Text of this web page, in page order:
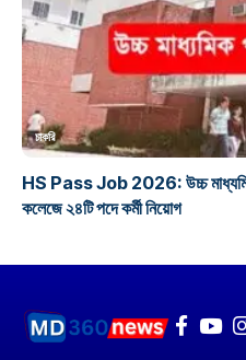
চাকরি
HS Pass Job 2026: উচ্চ মাধ্যমিক
কলেজে ২৪টি পদে কর্মী নিয়োগ